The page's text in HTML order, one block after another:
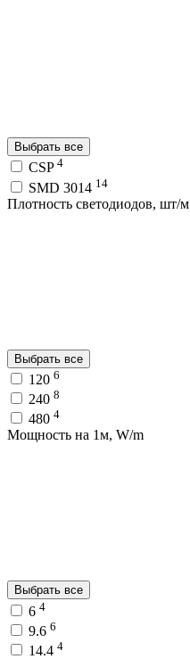
Выбрать все
CSP 4
SMD 3014 14
Плотность светодиодов, шт/м
Выбрать все
120 6
240 8
480 4
Мощность на 1м, W/m
Выбрать все
6 4
9.6 6
14.4 4